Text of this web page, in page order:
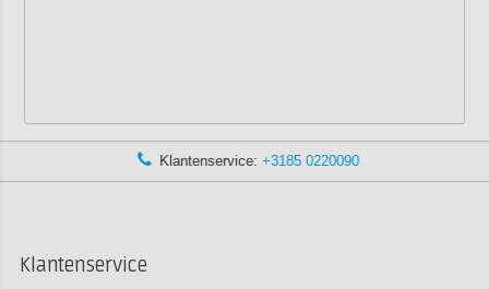
Klantenservice: +3185 0220090
Klantenservice